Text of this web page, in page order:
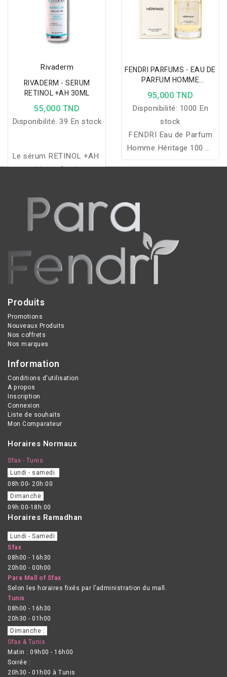
plus frais.
Rivaderm
RIVADERM - SERUM
RETINOL +AH 30ML
55,000 TND
Disponibilité: 39 En stock
Le sérum RETINOL +AH
anti-imperfections
Niacinamide et Panthénol
hydrate, réduit les signes
de vieillissement, unifie le
teint, et resserre les
pores tout en équilibrant
le sébum.
FENDRI PARFUMS - EAU DE
PARFUM HOMME
HÉRITAGE 100 ML
95,000 TND
Disponibilité: 1000 En
stock
FENDRI Eau de Parfum
Homme Héritage 100 ml
est une fragrance
offrant une élégance
excellente tenue et un
sillage raffiné pour
accompagner chaque
moment de la journée.
Produits
Promotions
Nouveaux Produits
Nos coffrets
Nos marques
Information
Conditions d'utilisation
A propos
Inscription
Connexion
Liste de souhaits
Mon Comparateur
Horaires Normaux
Sfax - Tunis
Lundi - samedi
08h:00- 20h:00
Dimanche
09h:00-18h:00
Horaires Ramadhan
Lundi - Samedi
Sfax
08h00 - 16h30
20h00 - 00h00
Para Mall of Sfax
Selon les horaires fixés par l’administration du mall.
Tunis
08h00 - 16h30
20h30 - 01h00
Dimanche :
Sfax & Tunis
Matin : 09h00 - 16h00
Soirée :
20h30 - 01h00 à Tunis